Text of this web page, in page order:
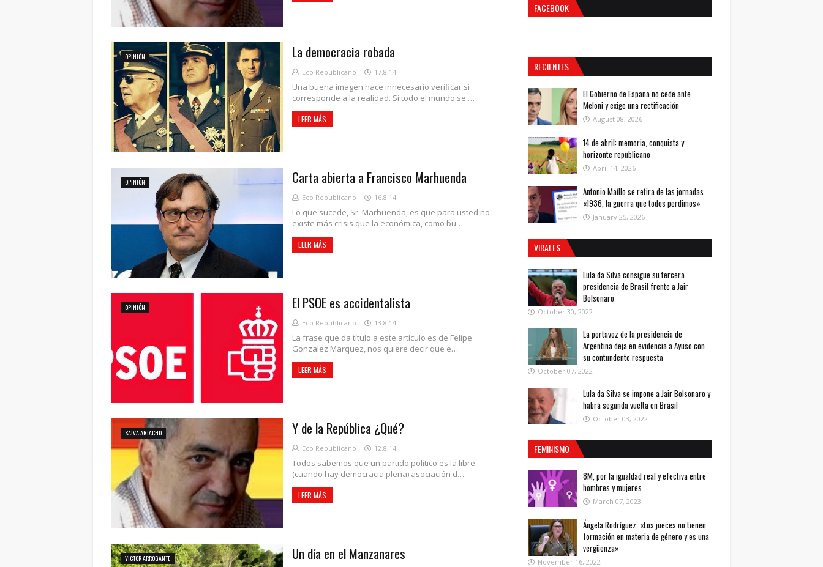
OPINIÓN La democracia robada
Eco Republicano 17.8.14
Una buena imagen hace innecesario verificar si
corresponde a la realidad. Si todo el mundo se …
LEER MÁS
OPINIÓN Carta abierta a Francisco Marhuenda
Eco Republicano 16.8.14
Lo que sucede, Sr. Marhuenda, es que para usted no
existe más crisis que la económica, como bu…
LEER MÁS
OPINIÓN El PSOE es accidentalista
Eco Republicano 13.8.14
La frase que da título a este artículo es de Felipe
Gonzalez Marquez, nos quiere decir que e…
LEER MÁS
SALVA ARTACHO Y de la República ¿Qué?
Eco Republicano 12.8.14
Todos sabemos que un partido político es la libre
(cuando hay democracia plena) asociación d…
LEER MÁS
VICTOR ARROGANTE Un día en el Manzanares
FACEBOOK
RECIENTES
El Gobierno de España no cede ante
Meloni y exige una rectificación
August 08, 2026
14 de abril: memoria, conquista y
horizonte republicano
April 14, 2026
Antonio Maíllo se retira de las jornadas
«1936, la guerra que todos perdimos»
January 25, 2026
VIRALES
Lula da Silva consigue su tercera
presidencia de Brasil frente a Jair
Bolsonaro
October 30, 2022
La portavoz de la presidencia de
Argentina deja en evidencia a Ayuso con
su contundente respuesta
October 07, 2022
Lula da Silva se impone a Jair Bolsonaro y
habrá segunda vuelta en Brasil
October 03, 2022
FEMINISMO
8M, por la igualdad real y efectiva entre
hombres y mujeres
March 07, 2023
Ángela Rodríguez: «Los jueces no tienen
formación en materia de género y es una
vergüenza»
November 16, 2022